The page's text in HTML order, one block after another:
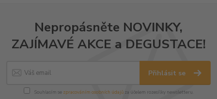
Nepropásněte NOVINKY,
ZAJÍMAVÉ AKCE a DEGUSTACE!
Přihlásit se
Souhlasím se zpracováním osobních údajůza účelem rozesílky newsletteru.